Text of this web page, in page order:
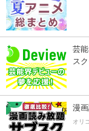
芸
ス
漫
オリ